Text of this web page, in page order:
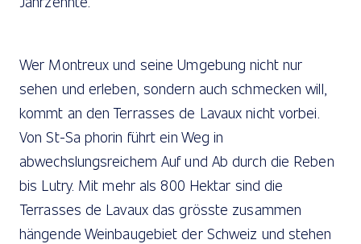
Wer Montreux und seine Umgebung nicht nur
sehen und erleben, sondern auch schmecken will,
kommt an den Terrasses de Lavaux nicht vorbei.
Von St-Sa phorin führt ein Weg in
abwechslungsreichem Auf und Ab durch die Reben
bis Lutry. Mit mehr als 800 Hektar sind die
Terrasses de Lavaux das grösste zusammen
hängende Weinbaugebiet der Schweiz und stehen